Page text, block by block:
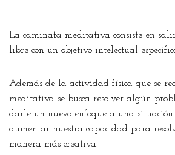
La caminata meditativa consiste en
libre con un objetivo intelectual
Además de la actividad física que se
meditativa se busca resolver algún
darle un nuevo enfoque a una
aumentar nuestra capacidad para
manera más creativa.